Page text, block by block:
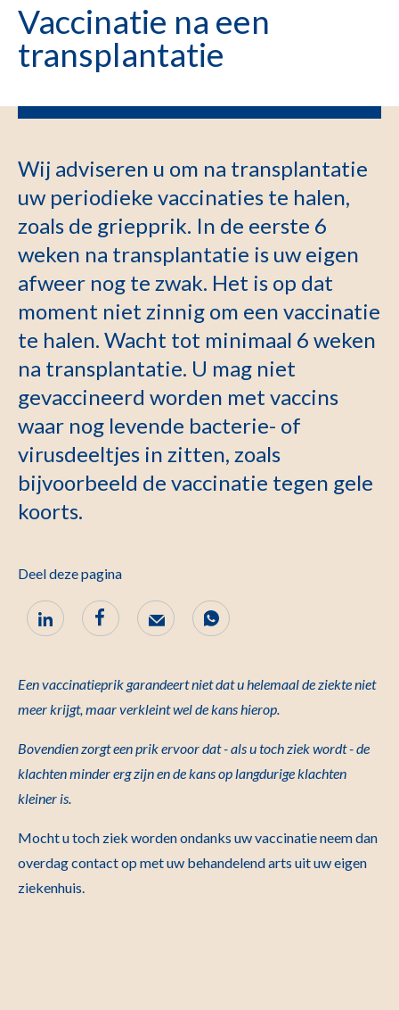
Vaccinatie na een
transplantatie
Wij adviseren u om na transplantatie
uw periodieke vaccinaties te halen,
zoals de griepprik. In de eerste 6
weken na transplantatie is uw eigen
afweer nog te zwak. Het is op dat
moment niet zinnig om een vaccinatie
te halen. Wacht tot minimaal 6 weken
na transplantatie. U mag niet
gevaccineerd worden met vaccins
waar nog levende bacterie- of
virusdeeltjes in zitten, zoals
bijvoorbeeld de vaccinatie tegen gele
koorts.
Deel deze pagina
Een vaccinatieprik garandeert niet dat u helemaal de ziekte niet
meer krijgt, maar verkleint wel de kans hierop.
Bovendien zorgt een prik ervoor dat - als u toch ziek wordt - de
klachten minder erg zijn en de kans op langdurige klachten
kleiner is.
Mocht u toch ziek worden ondanks uw vaccinatie neem dan
overdag contact op met uw behandelend arts uit uw eigen
ziekenhuis.